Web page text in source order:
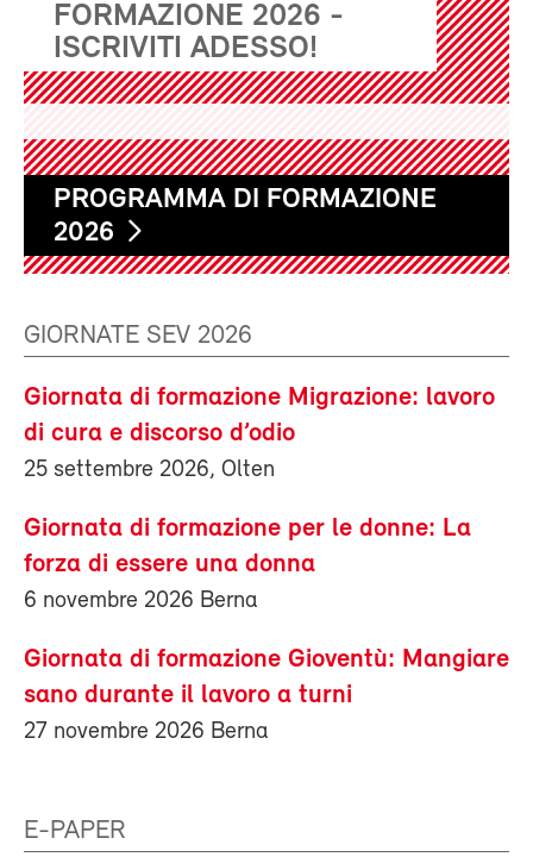
FORMAZIONE 2026 -
ISCRIVITI ADESSO!
PROGRAMMA DI FORMAZIONE
2026
GIORNATE SEV 2026
Giornata di formazione Migrazione: lavoro
di cura e discorso d’odio
25 settembre 2026, Olten
Giornata di formazione per le donne: La
forza di essere una donna
6 novembre 2026 Berna
Giornata di formazione Gioventù: Mangiare
sano durante il lavoro a turni
27 novembre 2026 Berna
E-PAPER